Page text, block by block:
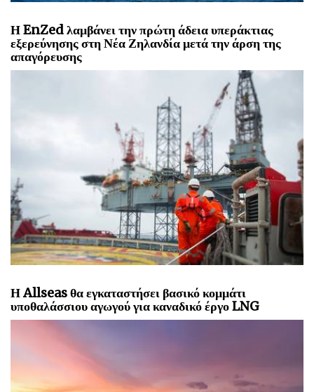
Η EnZed λαμβάνει την πρώτη άδεια υπεράκτιας
εξερεύνησης στη Νέα Ζηλανδία μετά την άρση της
απαγόρευσης
Η Allseas θα εγκαταστήσει βασικό κομμάτι
υποθαλάσσιου αγωγού για καναδικό έργο LNG